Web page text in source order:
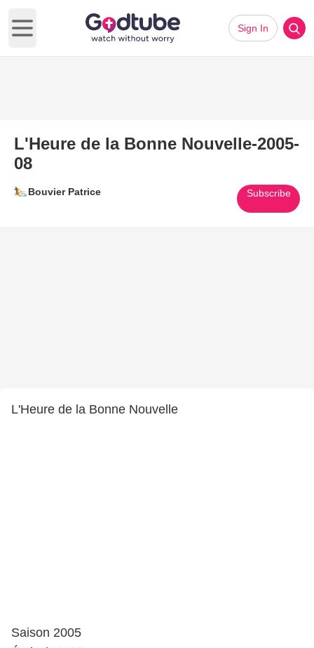
Open main menu
Sign In
L'Heure de la Bonne Nouvelle-2005-
08
Bouvier Patrice Subscribe
L'Heure de la Bonne Nouvelle
Saison 2005